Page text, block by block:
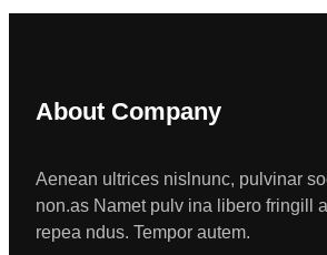
About Company
Aenean ultrices nislnunc, pulvinar
non.as Namet pulv ina libero fringill
repea ndus. Tempor autem.